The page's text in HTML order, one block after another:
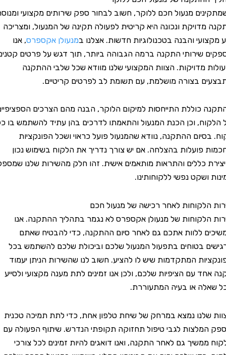
מנעול חכם ללוקר, חשוב לבחור ספק שירותים מקצועי ומנוסה.
ונכונה היא קריטית לפעולה תקינה של המנעול, ומצריכה
והבנה בטכנולוגיות חדשות. אצלנו במנעולן אקספרס, אנו
שירותי התקנה ברמה הגבוהה ביותר, תוך דגש על פרטים קטנים
מדויקות. הצוות המקצועי שלנו מוודא שכל שלבי ההתקנה
בצורה מושלמת, עם תשומת לב לפרטים קריטיים.
כוללת התייחסות למיקום הלוקר, הבנה מהם הצרכים הספציפיים
וכן הכנת המנעול והתאמתו לדרכים בהן עתיד להשתמש בו כל
ההתקנה, נוודא שהמנעול פועל כראוי ושכל הפונקציות
פועלות בהצלחה. אם יש צורך נדריך את הלקוח בשימוש נכון
כללים והתראות מותאמים אישית. זהו חלק מהשירות שלנו שמספק
נפשי ללקוחותינו.
לאחר רכישה של מנעול חכם
של מנעולן אקספרס לא נגמר בתהליך ההתקנה. אנו
ללוות אתכם גם לאחר סיום ההתקנה, כדי להבטיח שאתם
בטוחים בתפעול המנעול שלכם וביכולת שלכם להשתמש בכל
המתקדמות שיש לו להציע. חשוב לנו שהשירות הניתן יעמוד
עם הציפיות שלכם, ולכן אנו זמינים לתת מענה מקצועי ולסייע
או בעיה המתעוררת.
נמצא במרחק של שיחת טלפון אחת, כדי לתת תמיכה טכנית
לגבי טיפול תחזוקה תקופתי הנדרש. שיתוף הפעולה עם
גם לאחר התקנה, ואנו דואגים להיות זמינים לכל צורכי